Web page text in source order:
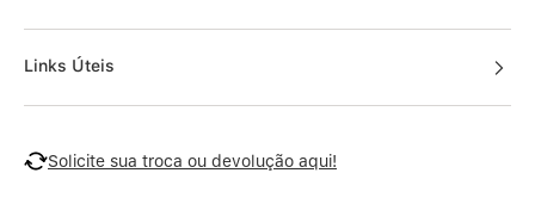
Links Úteis
Solicite sua troca ou devolução aqui!